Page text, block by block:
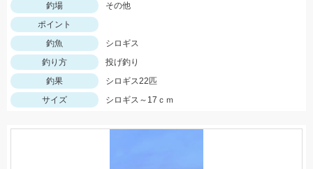
釣場
その他
ポイント
釣魚
シロギス
釣り方
投げ釣り
釣果
シロギス22匹
サイズ
シロギス～17ｃｍ